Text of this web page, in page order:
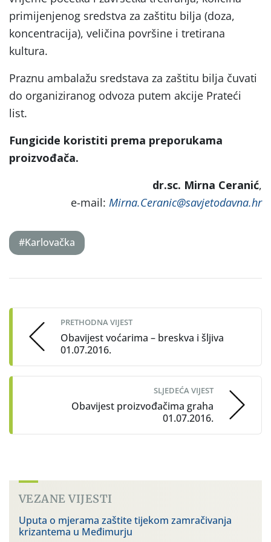
primijenjenog sredstva za zaštitu bilja (doza,
koncentracija), veličina površine i tretirana
kultura.
Praznu ambalažu sredstava za zaštitu bilja čuvati
do organiziranog odvoza putem akcije Prateći
list.
Fungicide koristiti prema preporukama
proizvođača.
dr.sc. Mirna Ceranić,
e-mail: Mirna.Ceranic@savjetodavna.hr
#Karlovačka
navigation
PRETHODNA VIJEST
Obavijest voćarima – breskva i šljiva
01.07.2016.
SLJEDEĆA VIJEST
Obavijest proizvođačima graha
01.07.2016.
VEZANE VIJESTI
Uputa o mjerama zaštite tijekom zamračivanja
krizantema u Međimurju